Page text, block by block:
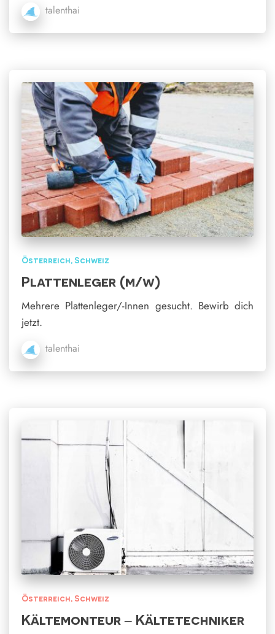
talenthai
Österreich Schweiz
Plattenleger (m/w)
Mehrere Plattenleger/-Innen gesucht. Bewirb dich
jetzt.
talenthai
Österreich Schweiz
Kältemonteur – Kältetechniker